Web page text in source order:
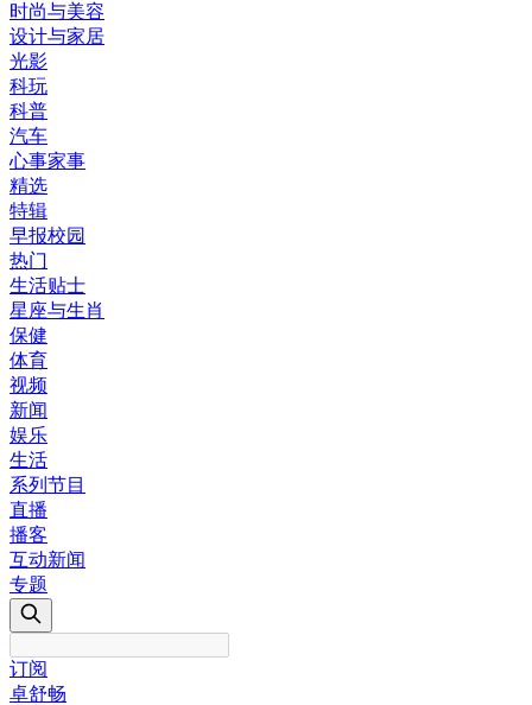
时尚与美容
设计与家居
光影
科玩
科普
汽车
心事家事
精选
特辑
早报校园
热门
生活贴士
星座与生肖
保健
体育
视频
新闻
娱乐
生活
系列节目
直播
播客
互动新闻
专题
订阅
卓舒畅